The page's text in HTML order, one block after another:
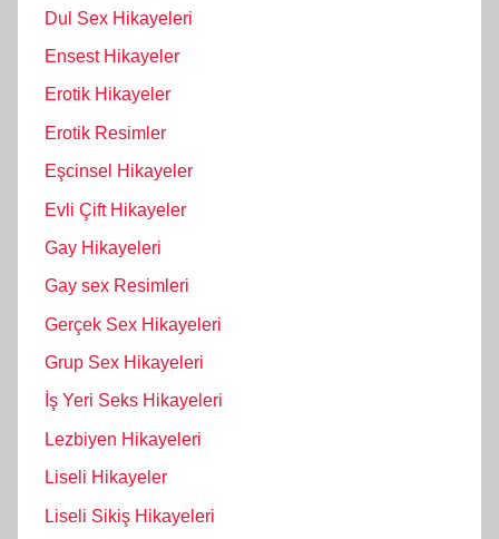
Dul Sex Hikayeleri
Ensest Hikayeler
Erotik Hikayeler
Erotik Resimler
Eşcinsel Hikayeler
Evli Çift Hikayeler
Gay Hikayeleri
Gay sex Resimleri
Gerçek Sex Hikayeleri
Grup Sex Hikayeleri
İş Yeri Seks Hikayeleri
Lezbiyen Hikayeleri
Liseli Hikayeler
Liseli Sikiş Hikayeleri